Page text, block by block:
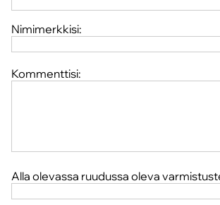
Nimimerkkisi:
Kommenttisi:
Alla olevassa ruudussa oleva